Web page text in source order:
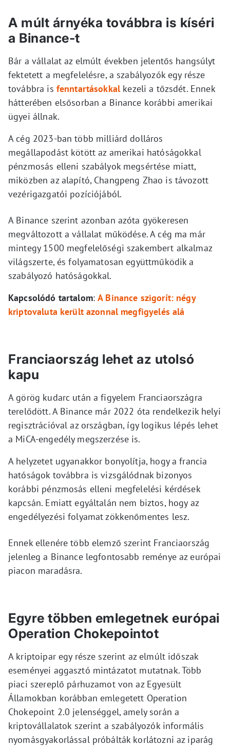
A múlt árnyéka továbbra is kíséri
a Binance-t
Bár a vállalat az elmúlt években jelentős hangsúlyt
fektetett a megfelelésre, a szabályozók egy része
továbbra is fenntartásokkalkezeli a tőzsdét. Ennek
hátterében elsősorban a Binance korábbi amerikai
ügyei állnak.
A cég 2023-ban több milliárd dolláros
megállapodást kötött az amerikai hatóságokkal
pénzmosás elleni szabályok megsértése miatt,
miközben az alapító, Changpeng Zhao is távozott
vezérigazgatói pozíciójából.
A Binance szerint azonban azóta gyökeresen
megváltozott a vállalat működése. A cég ma már
mintegy 1500 megfelelőségi szakembert alkalmaz
világszerte, és folyamatosan együttműködik a
szabályozó hatóságokkal.
Kapcsolódó tartalom:A Binance szigorít: négy
kriptovaluta került azonnal megfigyelés alá
Franciaország lehet az utolsó
kapu
A görög kudarc után a figyelem Franciaországra
terelődött. A Binance már 2022 óta rendelkezik helyi
regisztrációval az országban, így logikus lépés lehet
a MiCA-engedély megszerzése is.
A helyzetet ugyanakkor bonyolítja, hogy a francia
hatóságok továbbra is vizsgálódnak bizonyos
korábbi pénzmosás elleni megfelelési kérdések
kapcsán. Emiatt egyáltalán nem biztos, hogy az
engedélyezési folyamat zökkenőmentes lesz.
Ennek ellenére több elemző szerint Franciaország
jelenleg a Binance legfontosabb reménye az európai
piacon maradásra.
Egyre többen emlegetnek európai
Operation Chokepointot
A kriptoipar egy része szerint az elmúlt időszak
eseményei aggasztó mintázatot mutatnak. Több
piaci szereplő párhuzamot von az Egyesült
Államokban korábban emlegetett Operation
Chokepoint 2.0 jelenséggel, amely során a
kriptovállalatok szerint a szabályozók informális
nyomásgyakorlással próbálták korlátozni az iparág